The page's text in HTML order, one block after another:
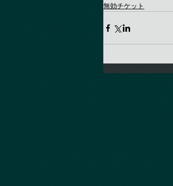
無効チケット